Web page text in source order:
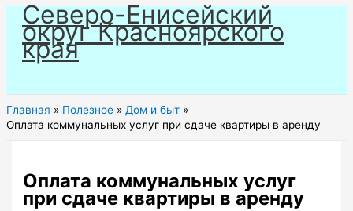
Перейти
содержимому
Северо-Енисейский
округ Красноярского
края
Главная Полезное
Дом и быт
Оплата коммунальных услуг при сдаче квартиры в аренду
Оплата коммунальных услуг
при сдаче квартиры в аренду